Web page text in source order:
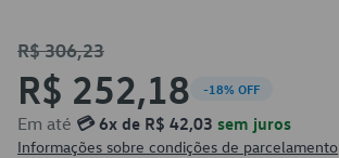
R$ 306,23
R$ 252,18 -18% OFF
Em até 💳 6x de R$ 42,03 sem juros
Informações sobre condições de parcelamento